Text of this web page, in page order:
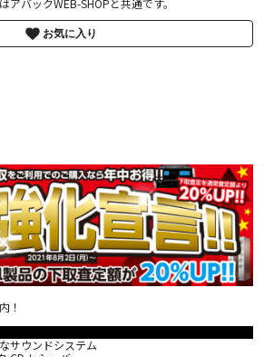
バックWEB-SHOPと共通です。
お気に入り
！
サウンドシステム